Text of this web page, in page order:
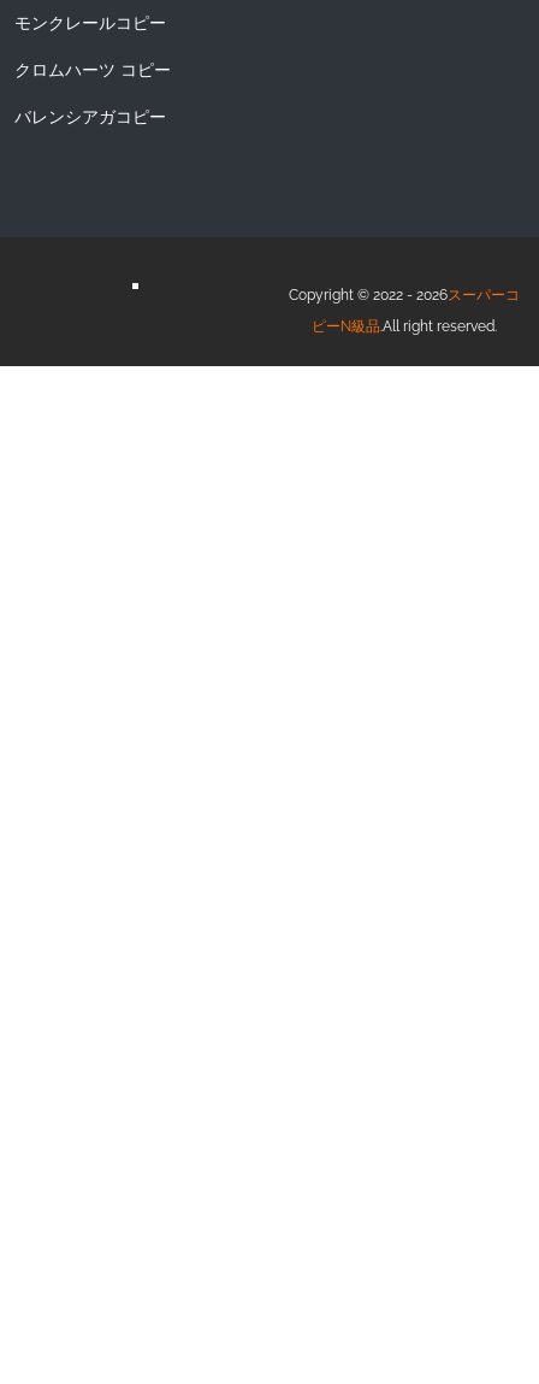
モンクレールコピー
クロムハーツ コピー
バレンシアガコピー
Copyright © 2022 - 2026スーパーコ
ピーN級品.All right reserved.